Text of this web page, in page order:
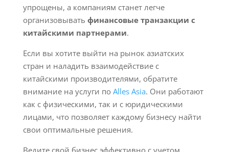
упрощены, а компаниям станет легче
организовывать финансовые транзакции с
китайскими партнерами.
Если вы хотите выйти на рынок азиатских
стран и наладить взаимодействие с
китайскими производителями, обратите
внимание на услуги по Alles Asia. Они работают
как с физическими, так и с юридическими
лицами, что позволяет каждому бизнесу найти
свои оптимальные решения.
Ведите свой бизнес эффективно с учетом